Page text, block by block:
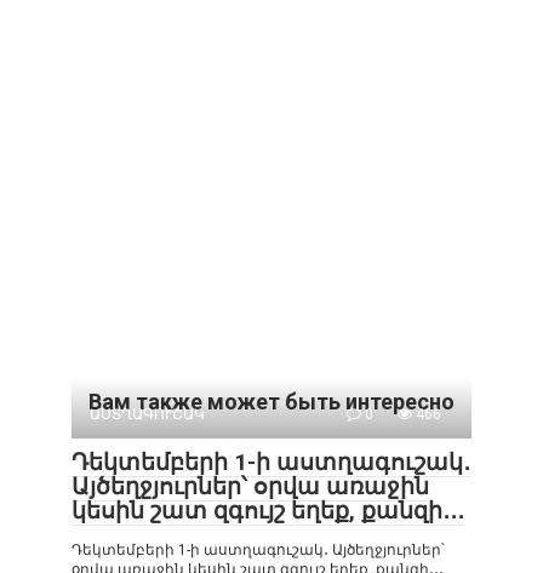
Вам также может быть интересно
ԱՍՏՂԱԳՈՒՇԱԿ 0 466
Դեկտեմբերի 1-ի աստղագուշակ․
Այծեղջյուրներ՝ օրվա առաջին
կեսին շատ զգույշ եղեք, քանզի․․․
Դեկտեմբերի 1-ի աստղագուշակ․ Այծեղջյուրներ՝
օրվա առաջին կեսին շատ զգույշ եղեք, քանզի․․․